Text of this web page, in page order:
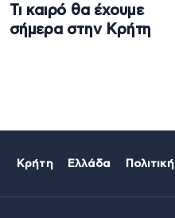
Τι καιρό θα έχουμε
σήμερα στην Κρήτη
Κρήτη Ελλάδα Πολιτική